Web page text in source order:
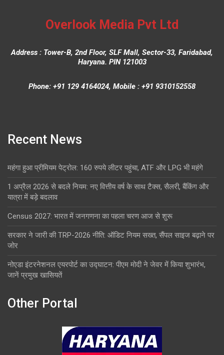
Overlook Media Pvt Ltd
Address : Tower-B, 2nd Floor, SLF Mall, Sector-33, Faridabad,
Haryana. PIN 121003
Phone: +91 129 4164024, Mobile : +91 9310152558
Recent News
महंगा हुआ प्रीमियम पेट्रोल: 160 रुपये लीटर पहुंचा, ATF और LPG भी महंगे
1 अप्रैल 2026 से बदले नियम: नए वित्तीय वर्ष के साथ टैक्स, सैलरी, बैंकिंग और
यात्रा में बड़े बदलाव
Census 2027: भारत में जनगणना का पहला चरण आज से शुरू
सरकार ने जारी की TRP-2026 नीति: ऑडिट नियम सख्त, सैंपल साइज बढ़ाने पर
जोर
नोएडा इंटरनेशनल एयरपोर्ट का उद्घाटन: पीएम मोदी ने जेवर में किया शुभारंभ,
जानें प्रमुख खासियतें
Other Portal